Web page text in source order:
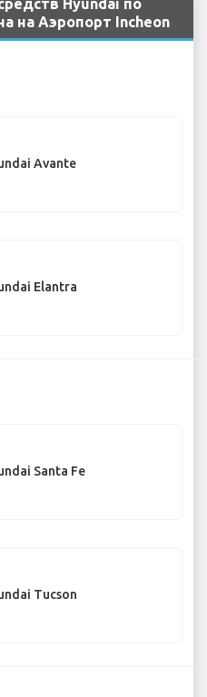
Hyundai по
на Аэропорт Incheon
Avante
Elantra
Santa Fe
Tucson